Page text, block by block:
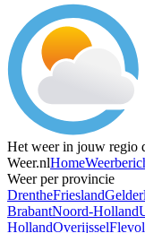
Het weer in jouw regio
Weer.nlHome
Weer per provincie
DrentheFriesland
BrabantNoord-Holland
HollandOverijssel